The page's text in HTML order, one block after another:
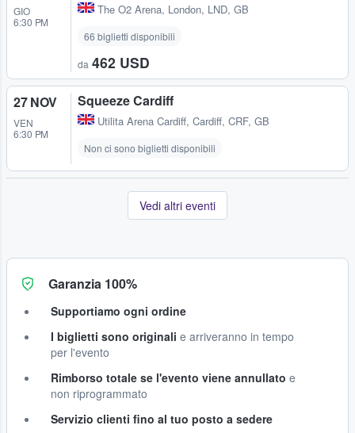
GIO
6:30 PM
The O2 Arena, London, LND, GB
66 biglietti disponibili
da 462 USD
27 NOV
VEN
6:30 PM
Squeeze Cardiff
Utilita Arena Cardiff, Cardiff, CRF, GB
Non ci sono biglietti disponibili
Vedi altri eventi
Garanzia 100%
Supportiamo ogni ordine
I biglietti sono originali e arriveranno in tempo
per l'evento
Rimborso totale se l'evento viene annullato e
non riprogrammato
Servizio clienti fino al tuo posto a sedere